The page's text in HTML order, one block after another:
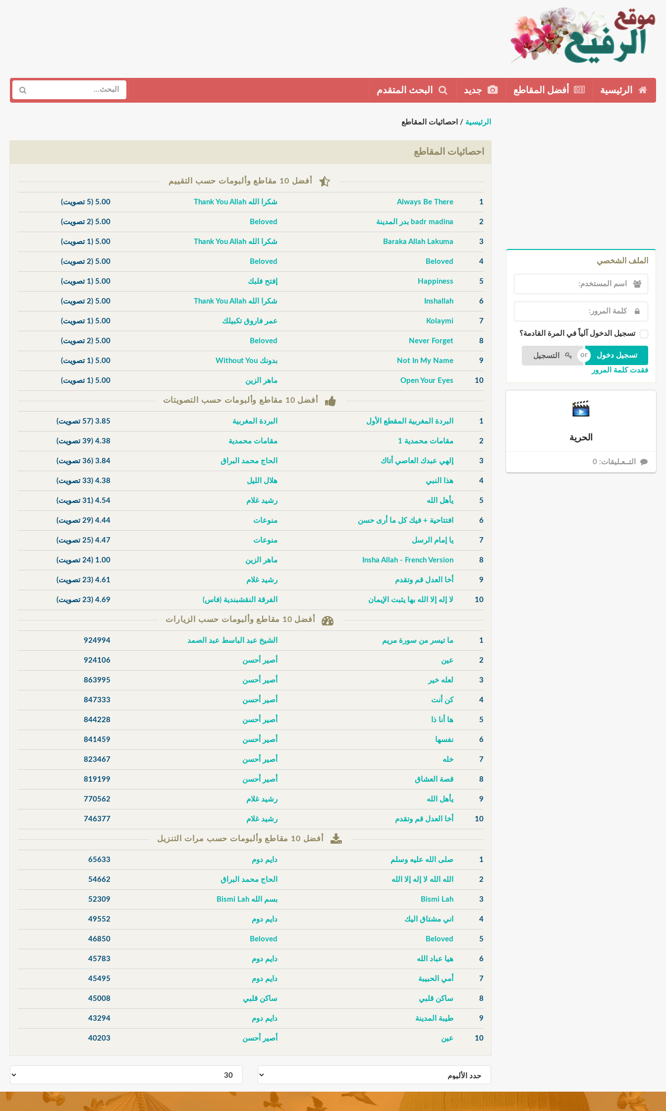
الرئيسية أفضل المقاطع جديد البحث المتقدم
الملف الشخصي
تسجيل الدخول آلياً في المرة القادمة؟
التسجيل
فقدت كلمة المرور
الحرية
التــعـليقات: 0
الرئيسية / احصائيات المقاطع
احصائيات المقاطع
أفضل 10 مقاطع وألبومات حسب التقييم
1
Always Be There شكرا الله Thank You Allah 5.00 (5 تصويت)
2 badr madina بدر المدينة Beloved
5.00 (2 تصويت)
3
Baraka Allah Lakuma شكرا الله Thank You Allah 5.00 (1 تصويت)
4
Beloved
Beloved
5.00 (2 تصويت)
5
Happiness إفتح فلبك 5.00 (1 تصويت)
6
Inshallah شكرا الله Thank You Allah 5.00 (2 تصويت)
7
Kolaymi عمر فاروق تكبيلك 5.00 (1 تصويت)
8
Never Forget
Beloved
5.00 (2 تصويت)
9
Not In My Name بدونك Without You 5.00 (1 تصويت)
10
Open Your Eyes ماهر الزين 5.00 (1 تصويت)
أفضل 10 مقاطع وألبومات حسب التصويتات
1 البردة المغربية المقطع الأول البردة المغربية 3.85 (57 تصويت)
2 مقامات محمدية 1 مقامات محمدية 4.38 (39 تصويت)
3 إلهي عبدك العاصي أتاك الحاج محمد البراق 3.84 (36 تصويت)
4 هذا النبي هلال الليل 4.38 (33 تصويت)
5 يأهل الله رشيد غلام 4.54 (31 تصويت)
6 افتتاحية + فيك كل ما أرى حسن منوعات 4.44 (29 تصويت)
7 يا إمام الرسل منوعات 4.47 (25 تصويت)
8
Insha Allah - French Version ماهر الزين 1.00 (24 تصويت)
9 أخا العدل قم وتقدم رشيد غلام 4.61 (23 تصويت)
10 لا إله إلا الله بها يثبت الإيمان الفرقة النقشبندية (فاس) 4.69 (23 تصويت)
أفضل 10 مقاطع وألبومات حسب الزيارات
1 ما تيسر من سورة مريم الشيخ عبد الباسط عبد الصمد 924994
2 عين أصير أحسن 924106
3 لعله خير أصير أحسن 863995
4 كن أنت أصير أحسن 847333
5 ها أنا ذا أصير أحسن 844228
6 نفسها أصير أحسن 841459
7 خله أصير أحسن 823467
8 قصة العشاق أصير أحسن 819199
9 يأهل الله رشيد غلام 770562
10 أخا العدل قم وتقدم رشيد غلام 746377
أفضل 10 مقاطع وألبومات حسب مرات التنزيل
1 صلى الله عليه وسلم دايم دوم 65633
2 الله الله لا إله إلا الله الحاج محمد البراق 54662
3
Bismi Lah بسم الله Bismi Lah 52309
4 اني مشتاق اليك دايم دوم 49552
5
Beloved
Beloved
46850
6 هيا عباد الله دايم دوم 45783
7 أمي الحبيبة دايم دوم 45495
8 ساكن قلبي ساكن قلبي 45008
9 طيبة المدينة دايم دوم 43294
10 عين أصير أحسن 40203